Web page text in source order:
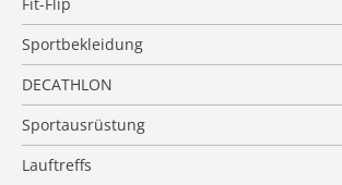
Sportbekleidung
DECATHLON
Sportausrüstung
Lauftreffs